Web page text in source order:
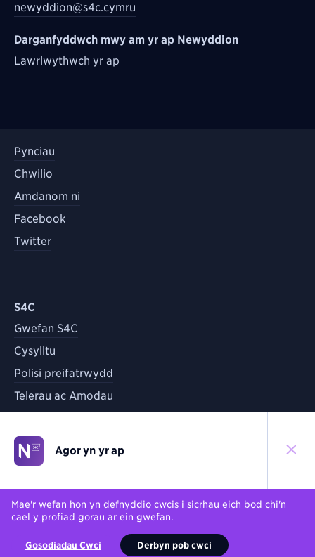
newyddion@s4c.cymru
Darganfyddwch mwy am yr ap Newyddion
Lawrlwythwch yr ap
Pynciau
Chwilio
Amdanom ni
Facebook
Twitter
S4C
Gwefan S4C
Cysylltu
Polisi preifatrwydd
Telerau ac Amodau
Yn ôl i'r brig
Mae'r wefan hon yn defnyddio cwcis i sicrhau eich bod chi'n
cael y profiad gorau ar ein gwefan.
Gosodiadau Cwci Derbyn pob cwci
Agor yn yr ap